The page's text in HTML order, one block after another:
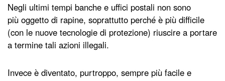
Negli ultimi tempi banche e uffici postali non sono
più oggetto di rapine, soprattutto perché è più difficile
(con le nuove tecnologie di protezione) riuscire a portare
a termine tali azioni illegali.
Invece è diventato, purtroppo, sempre più facile e